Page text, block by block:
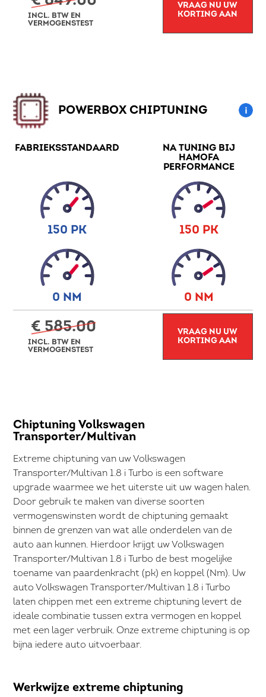
INCL. BTW EN
VERMOGENSTEST
VRAAG NU UW
KORTING AAN
POWERBOX CHIPTUNING
FABRIEKSSTANDAARD
NA TUNING BIJ
HAMOFA
PERFORMANCE
150 PK
0 NM
150 PK
0 NM
€ 585.00
INCL. BTW EN
VERMOGENSTEST
VRAAG NU UW
KORTING AAN
Chiptuning Volkswagen
Transporter/Multivan
Extreme chiptuning van uw Volkswagen
Transporter/Multivan 1.8 i Turbo is een software
upgrade waarmee we het uiterste uit uw wagen halen.
Door gebruik te maken van diverse soorten
vermogenswinsten wordt de chiptuning gemaakt
binnen de grenzen van wat alle onderdelen van de
auto aan kunnen. Hierdoor krijgt uw Volkswagen
Transporter/Multivan 1.8 i Turbo de best mogelijke
toename van paardenkracht (pk) en koppel (Nm). Uw
auto Volkswagen Transporter/Multivan 1.8 i Turbo
laten chippen met een extreme chiptuning levert de
ideale combinatie tussen extra vermogen en koppel
met een lager verbruik. Onze extreme chiptuning is op
bijna iedere auto uitvoerbaar.
Werkwijze extreme chiptuning